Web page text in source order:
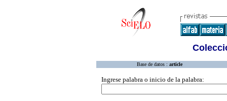
Base de datos : article
Ingrese palabra o inicio de la palabra: